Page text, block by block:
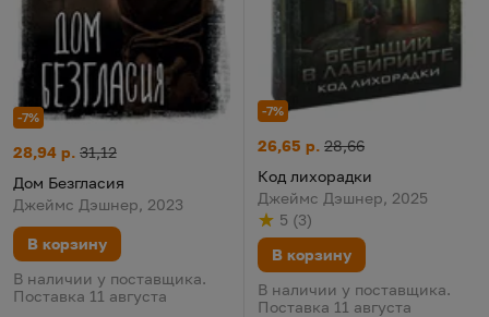
-7%
Дом Безгласия
Цена:
28,94 р.
Старая цена:
31,12
Дом Безгласия
Джеймс Дэшнер, 2023
В корзину
В наличии у поставщика.
Поставка 11 августа
-7%
Код лихорадки
Цена:
26,65 р.
Старая цена:
28,66
Код лихорадки
Джеймс Дэшнер, 2025
Рейтинг
5
из 5 (
по результату
3
голосов)
В корзину
В наличии у поставщика.
Поставка 11 августа